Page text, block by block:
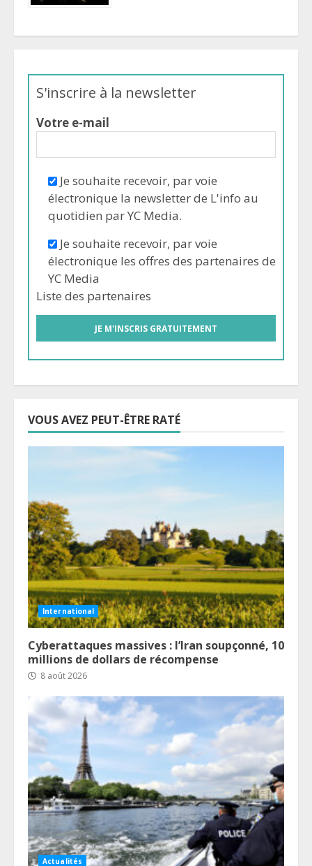
S'inscrire à la newsletter
Votre e-mail
Je souhaite recevoir, par voie
électronique la newsletter de L'info au
quotidien par YC Media.
Je souhaite recevoir, par voie
électronique les offres des partenaires de
YC Media
Liste des partenaires
VOUS AVEZ PEUT-ÊTRE RATÉ
International
Cyberattaques massives : l’Iran soupçonné, 10
millions de dollars de récompense
8 août 2026
Actualités